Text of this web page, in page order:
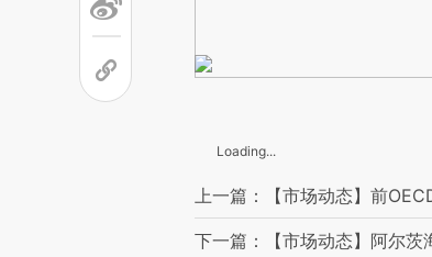
Loading...
上一篇：【市场动态】前
下一篇：【市场动态】阿尔